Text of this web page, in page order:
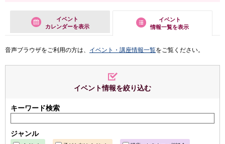
イベント
カレンダーを表示
イベント
情報一覧を表示
音声ブラウザをご利用の方は、 イベント・講座情報一覧をご覧ください。
イベント情報を絞り込む
キーワード検索
ジャンル